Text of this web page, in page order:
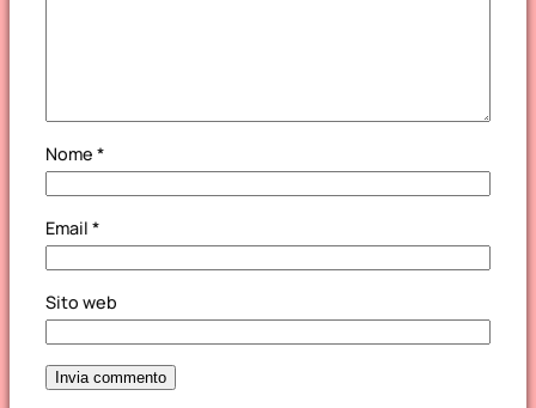
Nome *
Email *
Sito web